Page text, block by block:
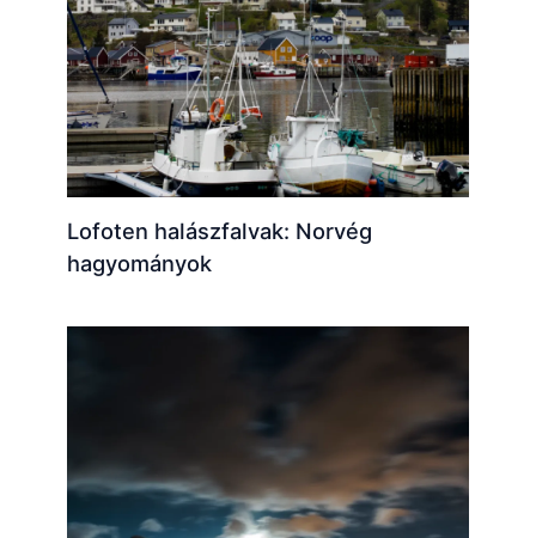
Lofoten halászfalvak: Norvég
hagyományok